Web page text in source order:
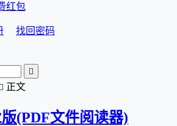
红包
找回密码

 正文
(PDF文件阅读器)